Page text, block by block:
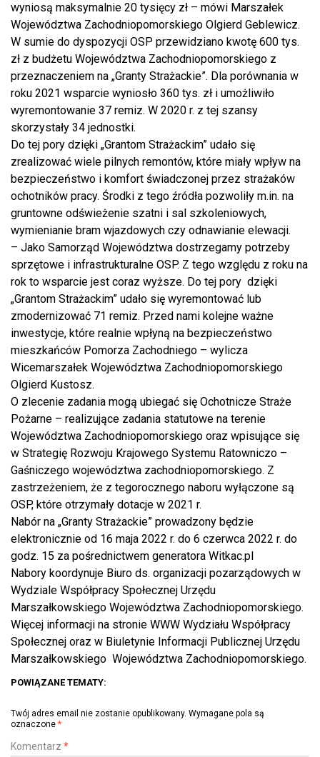
wyniosą maksymalnie 20 tysięcy zł – mówi Marszałek
Województwa Zachodniopomorskiego Olgierd Geblewicz.
W sumie do dyspozycji OSP przewidziano kwotę 600 tys.
zł z budżetu Województwa Zachodniopomorskiego z
przeznaczeniem na „Granty Strażackie”. Dla porównania w
roku 2021 wsparcie wyniosło 360 tys. zł i umożliwiło
wyremontowanie 37 remiz. W 2020 r. z tej szansy
skorzystały 34 jednostki.
Do tej pory dzięki „Grantom Strażackim” udało się
zrealizować wiele pilnych remontów, które miały wpływ na
bezpieczeństwo i komfort świadczonej przez strażaków
ochotników pracy. Środki z tego źródła pozwoliły m.in. na
gruntowne odświeżenie szatni i sal szkoleniowych,
wymienianie bram wjazdowych czy odnawianie elewacji.
– Jako Samorząd Województwa dostrzegamy potrzeby
sprzętowe i infrastrukturalne OSP. Z tego względu z roku na
rok to wsparcie jest coraz wyższe. Do tej pory dzięki
„Grantom Strażackim” udało się wyremontować lub
zmodernizować 71 remiz. Przed nami kolejne ważne
inwestycje, które realnie wpłyną na bezpieczeństwo
mieszkańców Pomorza Zachodniego – wylicza
Wicemarszałek Województwa Zachodniopomorskiego
Olgierd Kustosz.
O zlecenie zadania mogą ubiegać się Ochotnicze Straże
Pożarne – realizujące zadania statutowe na terenie
Województwa Zachodniopomorskiego oraz wpisujące się
w Strategię Rozwoju Krajowego Systemu Ratowniczo –
Gaśniczego województwa zachodniopomorskiego. Z
zastrzeżeniem, że z tegorocznego naboru wyłączone są
OSP, które otrzymały dotacje w 2021 r.
Nabór na „Granty Strażackie” prowadzony będzie
elektronicznie od 16 maja 2022 r. do 6 czerwca 2022 r. do
godz. 15 za pośrednictwem generatora Witkac.pl
Nabory koordynuje Biuro ds. organizacji pozarządowych w
Wydziale Współpracy Społecznej Urzędu
Marszałkowskiego Województwa Zachodniopomorskiego.
Więcej informacji na stronie WWW Wydziału Współpracy
Społecznej oraz w Biuletynie Informacji Publicznej Urzędu
Marszałkowskiego Województwa Zachodniopomorskiego.
POWIĄZANE TEMATY:
Twój adres email nie zostanie opublikowany. Wymagane pola są
oznaczone *
Komentarz *